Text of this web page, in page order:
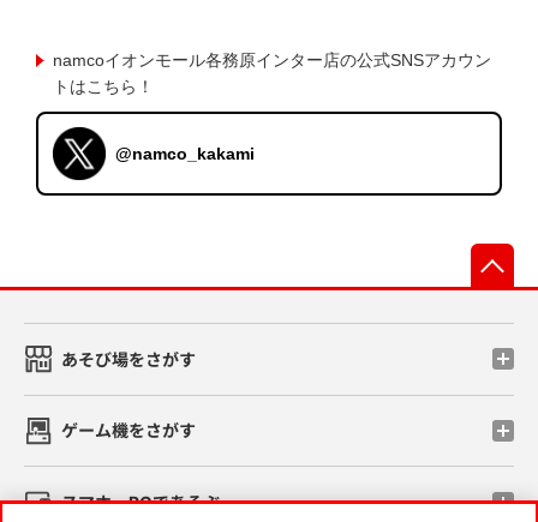
namcoイオンモール各務原インター店の公式SNSアカウン
トはこちら！
@namco_kakami
あそび場をさがす
ゲーム機をさがす
スマホ・PCであそぶ